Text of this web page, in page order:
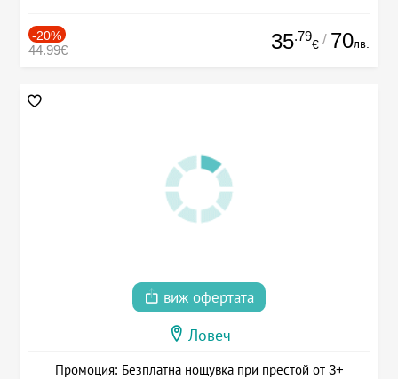
-20%
44.99€ 35.79
€ / 70лв.
виж офертата
Ловеч
Промоция: Безплатна нощувка при престой от 3+